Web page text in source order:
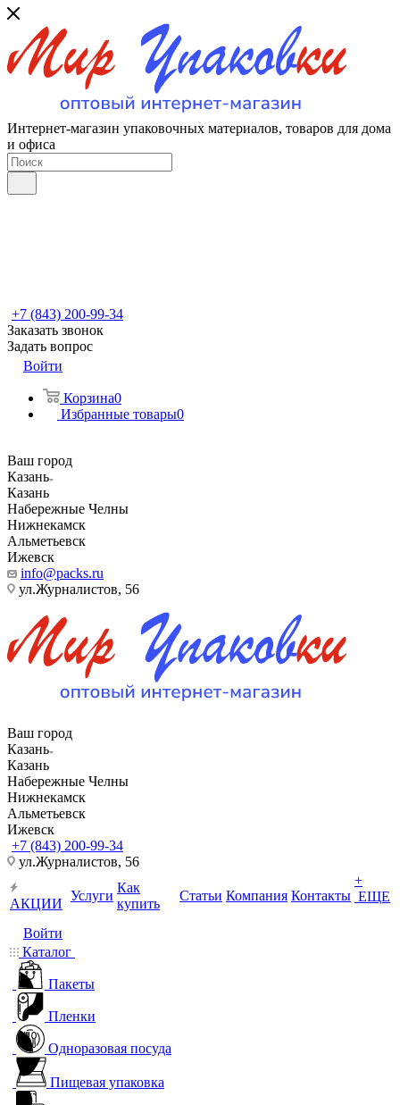
Интернет-магазин упаковочных материалов, товаров для дома
и офиса
+7 (843) 200-99-34
Заказать звонок
Задать вопрос
Войти
Корзина0
Избранные товары0
Ваш город
Казань
Казань
Набережные Челны
Нижнекамск
Альметьевск
Ижевск
info@packs.ru
ул.Журналистов, 56
Ваш город
Казань
Казань
Набережные Челны
Нижнекамск
Альметьевск
Ижевск
+7 (843) 200-99-34
ул.Журналистов, 56
АКЦИИ
Услуги
Как
купить
Статьи Компания Контакты
+
ЕЩЕ
Войти
Каталог
Пакеты
Пленки
Одноразовая посуда
Пищевая упаковка